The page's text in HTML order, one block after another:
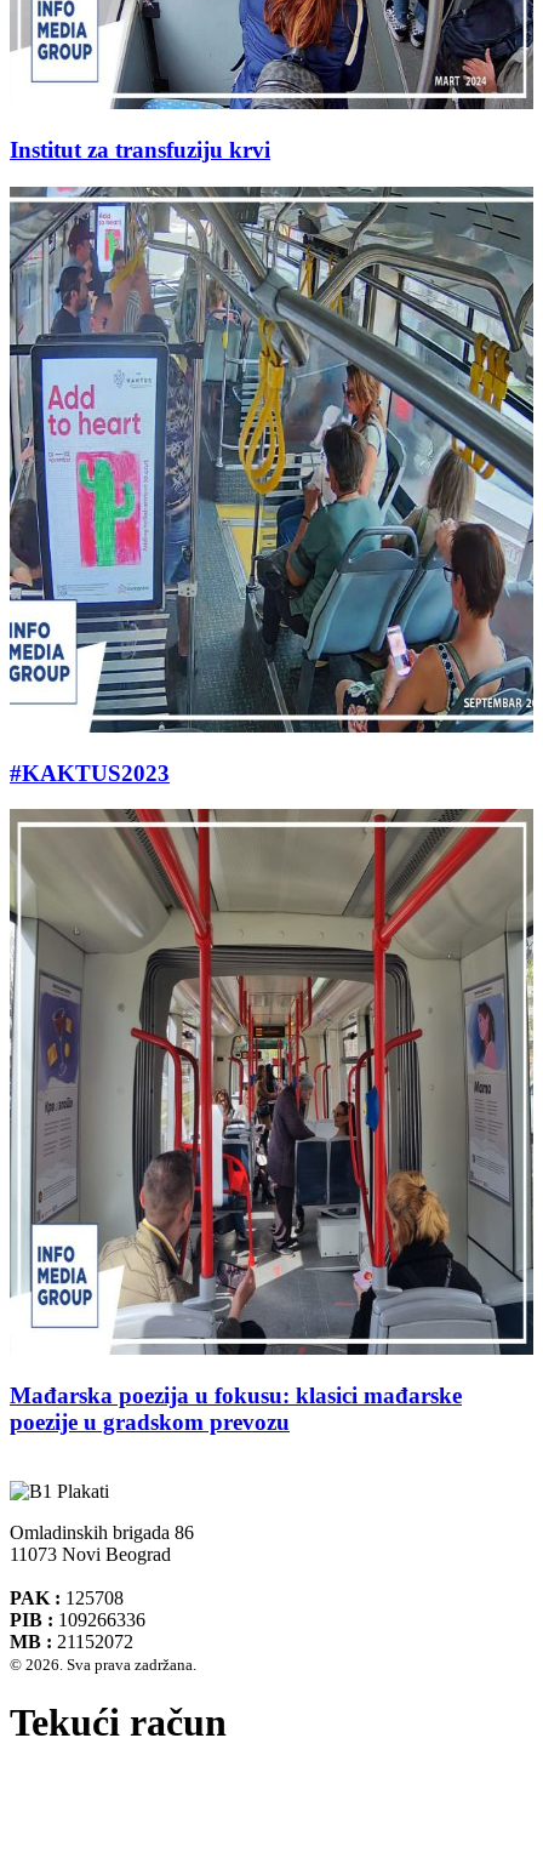
Institut za transfuziju krvi
#KAKTUS2023
Mađarska poezija u fokusu: klasici mađarske
poezije u gradskom prevozu
Omladinskih brigada 86
11073 Novi Beograd
PAK : 125708
PIB : 109266336
MB : 21152072
© 2026. Sva prava zadržana.
Tekući račun